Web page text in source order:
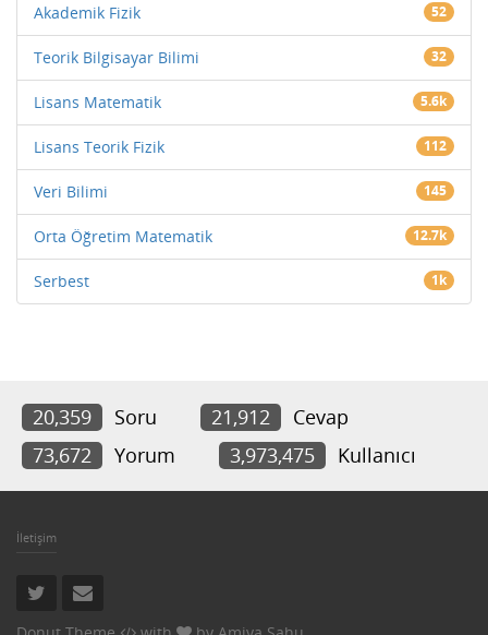
Akademik Fizik 52
Teorik Bilgisayar Bilimi 32
Lisans Matematik 5.6k
Lisans Teorik Fizik 112
Veri Bilimi 145
Orta Öğretim Matematik 12.7k
Serbest 1k
20,359 Soru 21,912
Cevap
73,672
Yorum 3,973,475 Kullanıcı
İletişim